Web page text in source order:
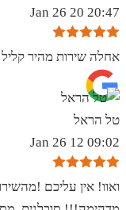
20:47 20 Jan 26
אחלה שירות מהיר קליל
טל הראל
09:02 12 Jan 26
ואוו! אין עליכם